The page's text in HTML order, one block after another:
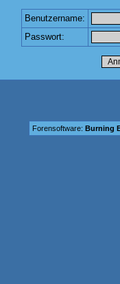
Benutzername:
Passwort:
Forensoftware: Burning